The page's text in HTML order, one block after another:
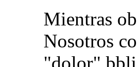
Mientras
Nosotros